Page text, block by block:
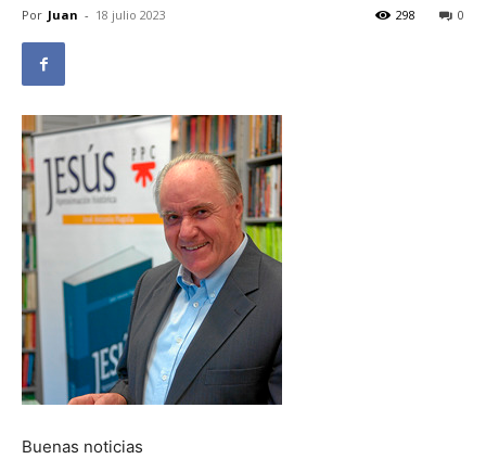
Por Juan - 18 julio 2023 0
298
Buenas noticias